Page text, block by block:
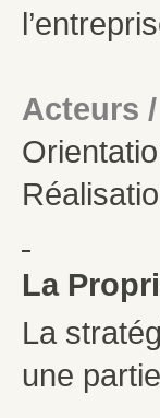
Acteurs
La
La
une